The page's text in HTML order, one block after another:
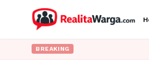
BREAKING